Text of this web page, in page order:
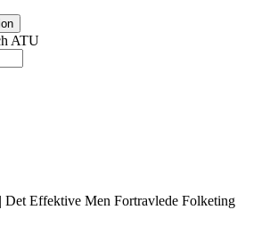
Effektive Men Fortravlede Folketing